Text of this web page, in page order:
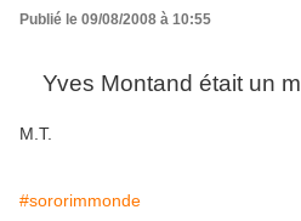
Publié le 09/08/2008 à 10:55
Yves Montand était un
M.T.
#sororimmonde